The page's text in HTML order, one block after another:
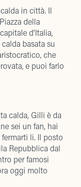
in città. Il
della
d’Italia,
basata su
che
e puoi farlo
calda, Gilli è da
sei un fan, hai
li. Il posto
Repubblica dal
per famosi
oggi molto